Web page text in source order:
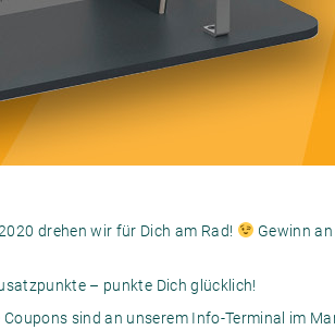
drehen wir für Dich am Rad!
Gewinn
– punkte Dich glücklich!
sind an unserem Info-Terminal im